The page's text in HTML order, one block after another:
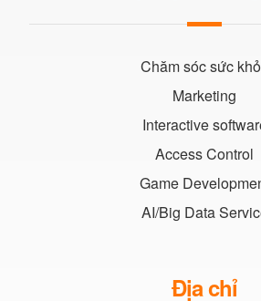
Chăm sóc sức
Marketing
Interactive
Access Control
Game
AI/Big Data
Địa chỉ